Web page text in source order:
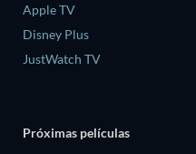
Apple TV
Disney Plus
JustWatch TV
Próximas películas